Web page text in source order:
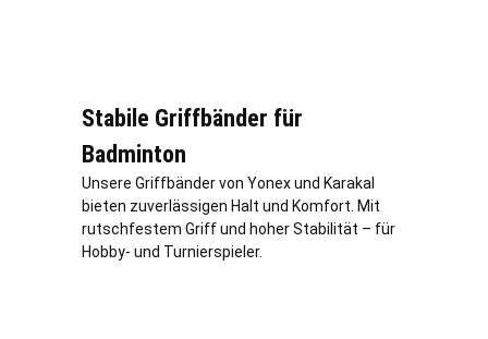
Stabile Griffbänder für
Badminton
Unsere Griffbänder von Yonex und Karakal
bieten zuverlässigen Halt und Komfort. Mit
rutschfestem Griff und hoher Stabilität – für
Hobby- und Turnierspieler.